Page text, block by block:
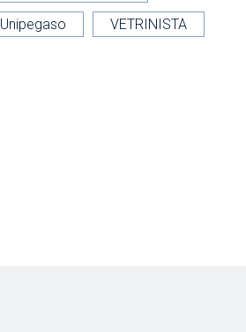
Unipegaso VETRINISTA